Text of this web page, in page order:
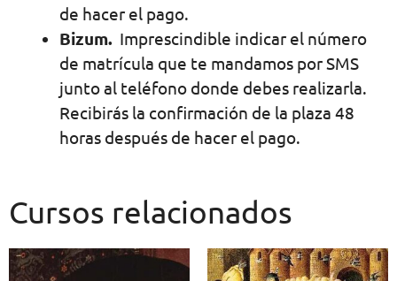
de hacer el pago.
Bizum. Imprescindible indicar el número
de matrícula que te mandamos por SMS
junto al teléfono donde debes realizarla.
Recibirás la confirmación de la plaza 48
horas después de hacer el pago.
Cursos relacionados